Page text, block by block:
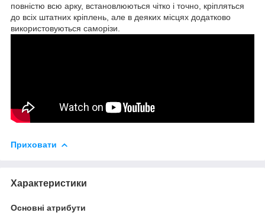
повністю всю арку, встановлюються чітко і точно, кріпляться
до всіх штатних кріплень, але в деяких місцях додатково
використовуються саморізи.
Приховати
Характеристики
Основні атрибути